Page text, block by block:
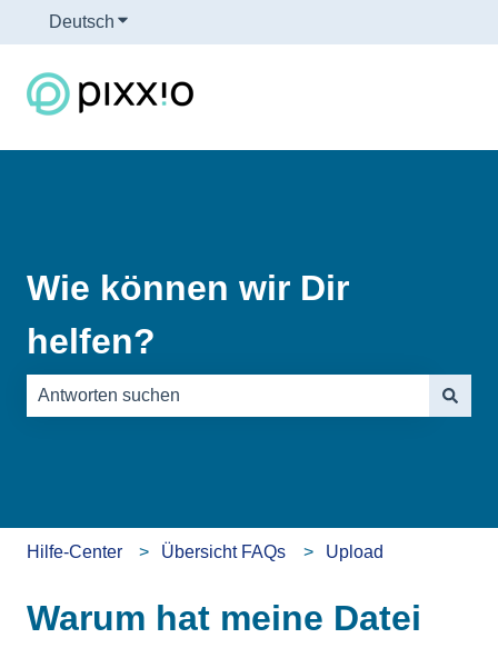
Deutsch Untermenü für Übersetzungen anzeigen
Wie können wir Dir
helfen?
Hilfe-Center Übersicht FAQs Upload
Warum hat meine Datei